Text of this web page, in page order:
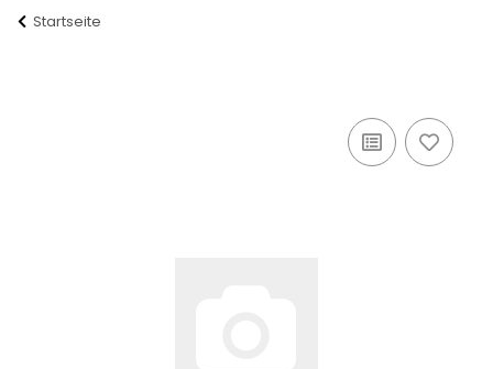
Startseite